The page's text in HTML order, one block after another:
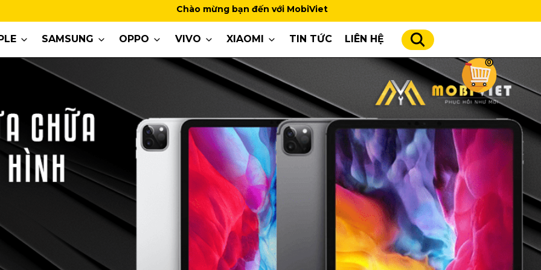
0
Chào mừng bạn đến với MobiViet
SAMSUNG OPPO VIVO XIAOMI TIN TỨC LIÊN HỆ